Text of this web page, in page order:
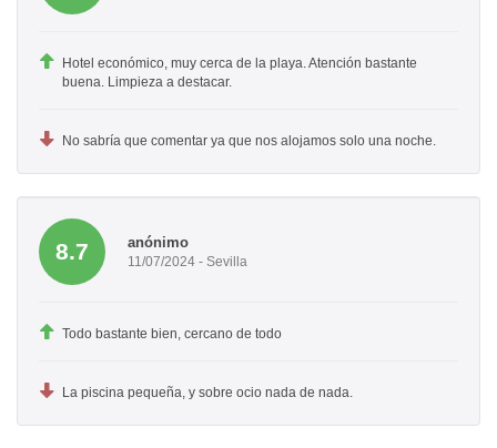
Hotel económico, muy cerca de la playa. Atención bastante
buena. Limpieza a destacar.
No sabría que comentar ya que nos alojamos solo una noche.
8.7 anónimo
11/07/2024 - Sevilla
Todo bastante bien, cercano de todo
La piscina pequeña, y sobre ocio nada de nada.